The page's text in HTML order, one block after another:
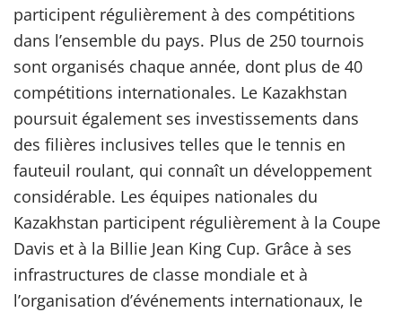
participent régulièrement à des compétitions
dans l’ensemble du pays. Plus de 250 tournois
sont organisés chaque année, dont plus de 40
compétitions internationales. Le Kazakhstan
poursuit également ses investissements dans
des filières inclusives telles que le tennis en
fauteuil roulant, qui connaît un développement
considérable. Les équipes nationales du
Kazakhstan participent régulièrement à la Coupe
Davis et à la Billie Jean King Cup. Grâce à ses
infrastructures de classe mondiale et à
l’organisation d’événements internationaux, le